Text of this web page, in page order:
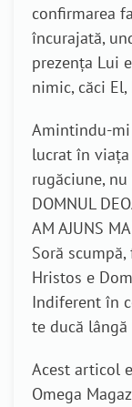
confirmarea
încurajată,
prezența Lui
nimic, căci
Amintindu-
lucrat în
rugăciune, nu
DOMNUL
AM AJUNS
Soră
Hristos e
Indiferent în
te ducă
Acest articol
Omega